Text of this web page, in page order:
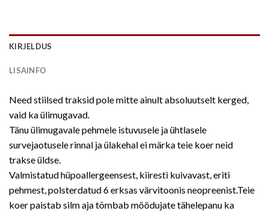
KIRJELDUS
LISAINFO
Need stiilsed traksid pole mitte ainult absoluutselt kerged,
vaid ka ülimugavad.
Tänu ülimugavale pehmele istuvusele ja ühtlasele
survejaotusele rinnal ja ülakehal ei märka teie koer neid
trakse üldse.
Valmistatud hüpoallergeensest, kiiresti kuivavast, eriti
pehmest, polsterdatud 6 erksas värvitoonis neopreenist.Teie
koer paistab silm aja tõmbab möödujate tähelepanu ka